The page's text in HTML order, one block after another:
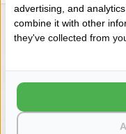
+31
advertising, and
combine it with other
they've collected from